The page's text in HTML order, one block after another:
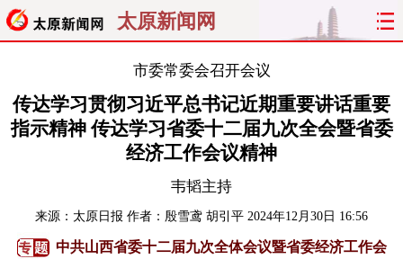
太原新闻网
聚焦 太原
经济 关注 文明 出行
曝光 综合
看天下 晋月读 最太原 网罗民生
市委常委会召开会议
传达学习贯彻习近平总书记近期重要讲话重要
指示精神 传达学习省委十二届九次全会暨省委
经济工作会议精神
韦韬主持
来源： 太原日报 作者：殷雪鸢 胡引平 2024年12月30日 16:56
中共山西省委十二届九次全体会议暨省委经济工作会